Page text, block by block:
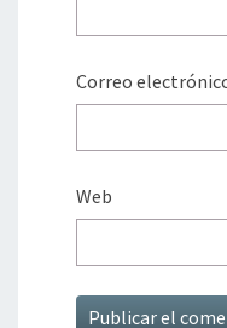
Correo
Web